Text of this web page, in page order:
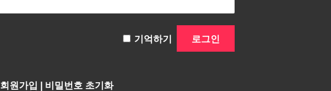
기억하기
회원가입 비밀번호 초기화